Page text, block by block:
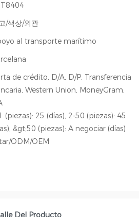
/색상/외관
al transporte marítimo
de crédito, D/A, D/P, Transferencia
Western Union, MoneyGram,
(piezas): 25 (días), 2-50 (piezas): 45
&gt;50 (piezas): A negociar (días)
ODM/OEM
Del Producto